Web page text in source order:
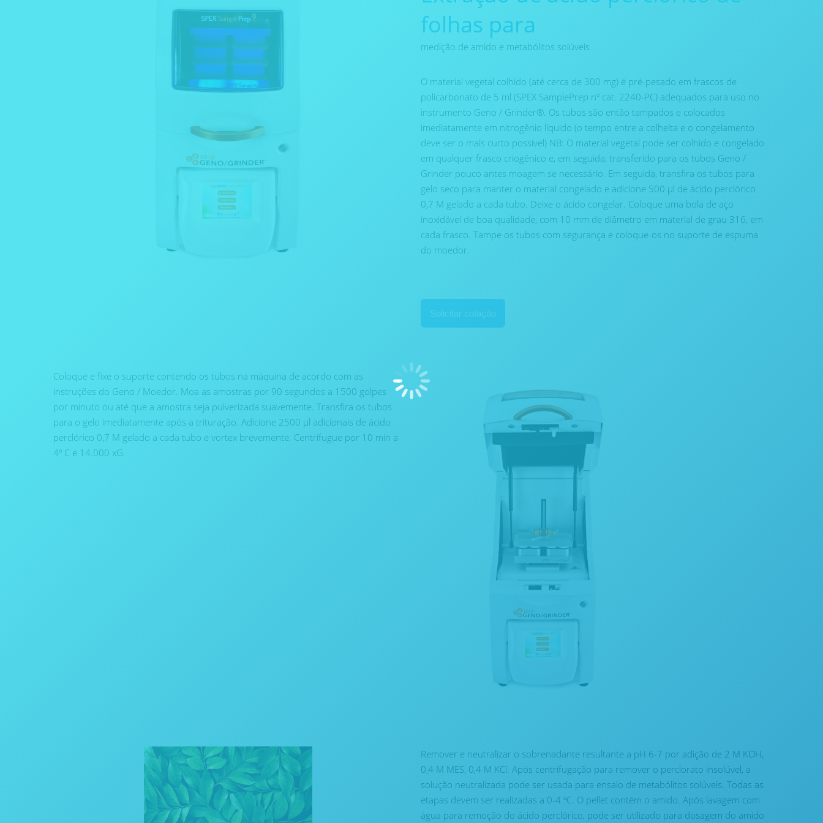
folhas para
medição de amido e metabólitos solúveis
O material vegetal colhido (até cerca de 300 mg) é pré-pesado em frascos de
policarbonato de 5 ml (SPEX SamplePrep nº cat. 2240-PC) adequados para uso no
instrumento Geno / Grinder®. Os tubos são então tampados e colocados
imediatamente em nitrogênio líquido (o tempo entre a colheita e o congelamento
deve ser o mais curto possível) NB: O material vegetal pode ser colhido e congelado
em qualquer frasco criogênico e, em seguida, transferido para os tubos Geno /
Grinder pouco antes moagem se necessário. Em seguida, transfira os tubos para
gelo seco para manter o material congelado e adicione 500 μl de ácido perclórico
0,7 M gelado a cada tubo. Deixe o ácido congelar. Coloque uma bola de aço
inoxidável de boa qualidade, com 10 mm de diâmetro em material de grau 316, em
cada frasco. Tampe os tubos com segurança e coloque-os no suporte de espuma
do moedor.
Solicitar cotação
Coloque e fixe o suporte contendo os tubos na máquina de acordo com as
instruções do Geno / Moedor. Moa as amostras por 90 segundos a 1500 golpes
por minuto ou até que a amostra seja pulverizada suavemente. Transfira os tubos
para o gelo imediatamente após a trituração. Adicione 2500 μl adicionais de ácido
perclórico 0,7 M gelado a cada tubo e vortex brevemente. Centrifugue por 10 min a
4º C e 14.000 xG.
Remover e neutralizar o sobrenadante resultante a pH 6-7 por adição de 2 M KOH,
0,4 M MES, 0,4 M KCl. Após centrifugação para remover o perclorato insolúvel, a
solução neutralizada pode ser usada para ensaio de metabólitos solúveis. Todas as
etapas devem ser realizadas a 0-4 ºC. O pellet contém o amido. Após lavagem com
água para remoção do ácido perclórico, pode ser utilizado para dosagem do amido